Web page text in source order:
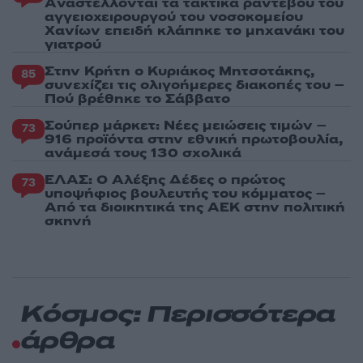
Aναστέλλονται τα τακτικά ραντεβού του
αγγειοχειρουργού του νοσοκομείου
Χανίων επειδή κλάπηκε το μηχανάκι του
γιατρού
85 Στην Κρήτη ο Κυριάκος Μητσοτάκης,
συνεχίζει τις ολιγοήμερες διακοπές του –
Πού βρέθηκε το Σάββατο
73 Σούπερ μάρκετ: Νέες μειώσεις τιμών –
916 προϊόντα στην εθνική πρωτοβουλία,
ανάμεσά τους 130 σχολικά
73 ΕΛΑΣ: Ο Αλέξης Δέδες ο πρώτος
υποψήφιος βουλευτής του κόμματος –
Από τα διοικητικά της ΑΕΚ στην πολιτική
σκηνή
Κόσμος: Περισσότερα
άρθρα